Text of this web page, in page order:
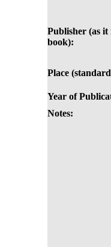
Publisher (as it
book):
Place
Year of
Notes: